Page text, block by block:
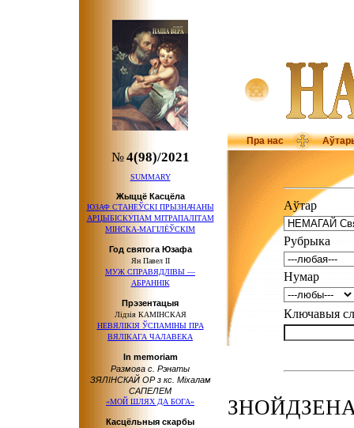
Пра нас
№4(98)/2021
SUMMARY
Жыццё Касцёла
ЮЗАФ СТАНЕЎСКІ ПРЫЗНАЧАНЫ
АРЦЫБІСКУПАМ МІТРАПАЛІТАМ
МІНСКА-МАГІЛЁЎСКІМ
Год святога Юзафа
Ян Павел ІІ
МУЖ СПРАВЯДЛІВЫ —
АБРАННІК
Прэзентацыя
Лідзія КАМІНСКАЯ
НЕВЯЛІКІЯ ЎСПАМІНЫ ПРА
ВЯЛІКАГА ЧАЛАВЕКА
In memoriam
Размова с. Рэнаты
ЗЯЛІНСКАЙ OP з кс. Міхалам
САПЕЛЕМ
«МОЙ ШЛЯХ ДА БОГА»
Касцёльныя скарбы
Аўтар
Рубрыка
Нумар
Ключавыя